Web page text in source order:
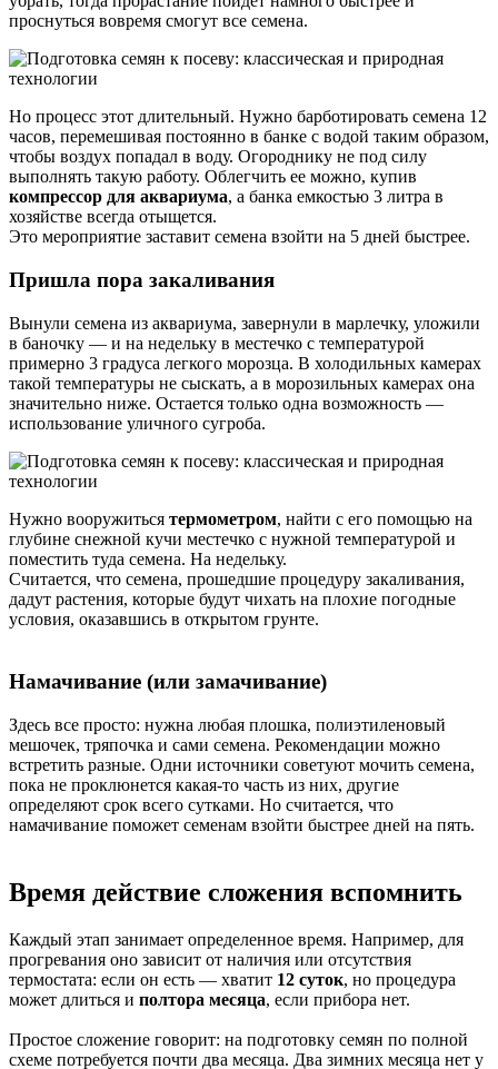
проснуться вовремя смогут все семена.
Но процесс этот длительный. Нужно барботировать семена 12
часов, перемешивая постоянно в банке с водой таким образом,
чтобы воздух попадал в воду. Огороднику не под силу
выполнять такую работу. Облегчить ее можно, купив
компрессор для аквариума, а банка емкостью 3 литра в
хозяйстве всегда отыщется.
Это мероприятие заставит семена взойти на 5 дней быстрее.
Пришла пора закаливания
Вынули семена из аквариума, завернули в марлечку, уложили
в баночку — и на недельку в местечко с температурой
примерно 3 градуса легкого морозца. В холодильных камерах
такой температуры не сыскать, а в морозильных камерах она
значительно ниже. Остается только одна возможность —
использование уличного сугроба.
Нужно вооружиться термометром, найти с его помощью на
глубине снежной кучи местечко с нужной температурой и
поместить туда семена. На недельку.
Считается, что семена, прошедшие процедуру закаливания,
дадут растения, которые будут чихать на плохие погодные
условия, оказавшись в открытом грунте.
Намачивание (или замачивание)
Здесь все просто: нужна любая плошка, полиэтиленовый
мешочек, тряпочка и сами семена. Рекомендации можно
встретить разные. Одни источники советуют мочить семена,
пока не проклюнется какая-то часть из них, другие
определяют срок всего сутками. Но считается, что
намачивание поможет семенам взойти быстрее дней на пять.
Время действие сложения вспомнить
Каждый этап занимает определенное время. Например, для
прогревания оно зависит от наличия или отсутствия
термостата: если он есть — хватит 12 суток, но процедура
может длиться и полтора месяца, если прибора нет.
Простое сложение говорит: на подготовку семян по полной
схеме потребуется почти два месяца. Два зимних месяца нет у